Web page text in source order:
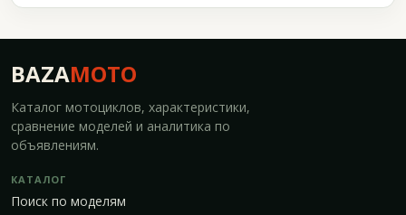
BAZAMOTO
Каталог мотоциклов, характеристики,
сравнение моделей и аналитика по
объявлениям.
КАТАЛОГ
Поиск по моделям